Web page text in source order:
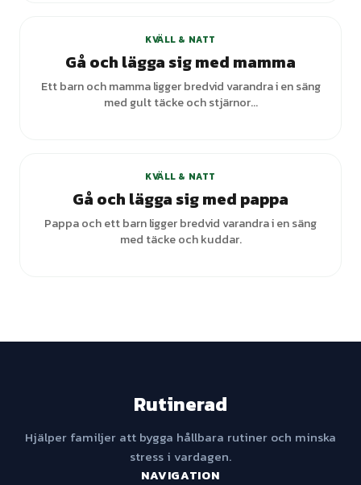
KVÄLL & NATT
Gå och lägga sig med mamma
Ett barn och mamma ligger bredvid varandra i en säng
med gult täcke och stjärnor...
KVÄLL & NATT
Gå och lägga sig med pappa
Pappa och ett barn ligger bredvid varandra i en säng
med täcke och kuddar.
Rutinerad
Hjälper familjer att bygga hållbara rutiner och minska
stress i vardagen.
NAVIGATION